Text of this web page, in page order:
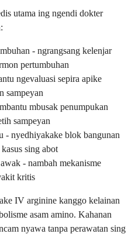
utama ing ngendi dokter
- ngrangsang kelenjar
pertumbuhan
ngevaluasi sepira apike
sampeyan
mbusak penumpukan
sampeyan
- nyedhiyakake blok bangunan
sing abot
- nambah mekanisme
kritis
IV arginine kanggo kelainan
asam amino. Kahanan
nyawa tanpa perawatan sing